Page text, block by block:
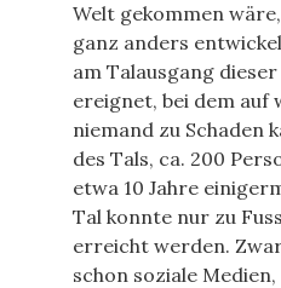
Welt gekommen
ganz anders
am Talausgang
ereignet, bei dem auf
niemand zu Schaden
des Tals, ca. 200
etwa 10 Jahre
Tal konnte nur zu
erreicht werden.
schon soziale